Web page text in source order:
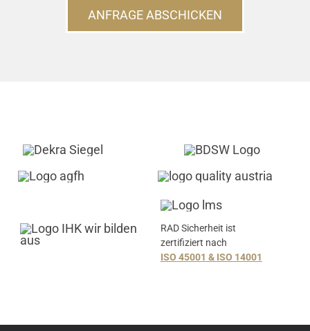
ANFRAGE ABSCHICKEN
RAD Sicherheit ist
zertifiziert nach
ISO 45001 & ISO 14001